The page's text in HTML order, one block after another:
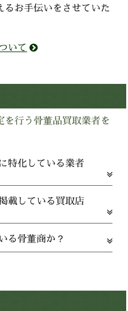
るお手伝いをさせていた
いて
行う骨董品買取業者を
特化している業者
載している買取店
る骨董商か？